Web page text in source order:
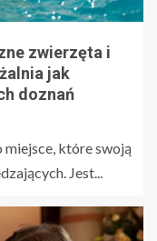
zwierzęta i
jak
doznań
miejsce, które swoją
Jest...